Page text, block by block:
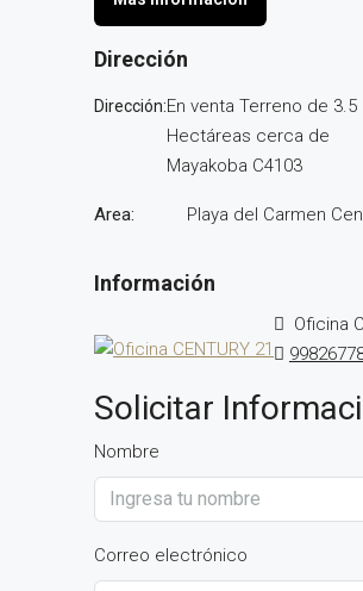
En venta Terreno de 3.5
Hectáreas cerca de
Mayakoba C4103
Area: Playa del Carmen
Oficina
Solicitar
Nombre
Correo electrónico